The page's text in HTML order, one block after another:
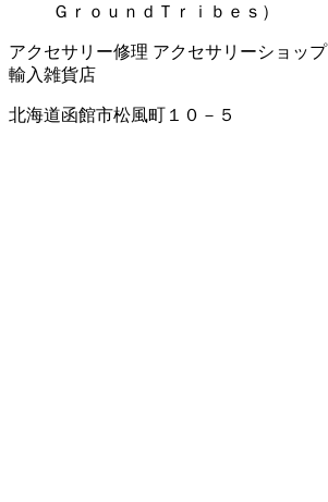
アクセサリー修理 アクセサリーショップ
輸入雑貨店
北海道函館市松風町１０－５